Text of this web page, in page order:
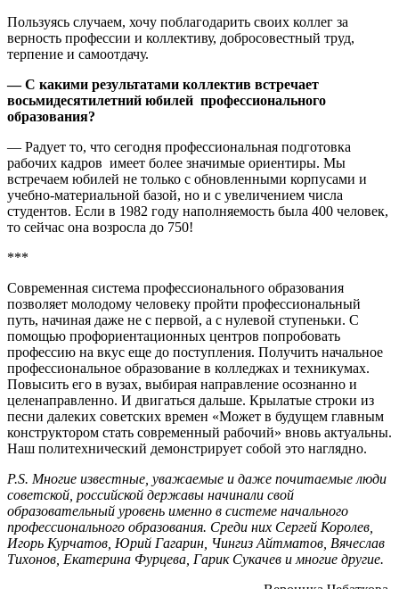
Пользуясь случаем, хочу поблагодарить своих коллег за
верность профессии и коллективу, добросовестный труд,
терпение и самоотдачу.
— С какими результатами коллектив встречает
восьмидесятилетний юбилей профессионального
образования?
— Радует то, что сегодня профессиональная подготовка
рабочих кадров имеет более значимые ориентиры. Мы
встречаем юбилей не только с обновленными корпусами и
учебно-материальной базой, но и с увеличением числа
студентов. Если в 1982 году наполняемость была 400 человек,
то сейчас она возросла до 750!
***
Современная система профессионального образования
позволяет молодому человеку пройти профессиональный
путь, начиная даже не с первой, а с нулевой ступеньки. С
помощью профориентационных центров попробовать
профессию на вкус еще до поступления. Получить начальное
профессиональное образование в колледжах и техникумах.
Повысить его в вузах, выбирая направление осознанно и
целенаправленно. И двигаться дальше. Крылатые строки из
песни далеких советских времен «Может в будущем главным
конструктором стать современный рабочий» вновь актуальны.
Наш политехнический демонстрирует собой это наглядно.
P.S. Многие известные, уважаемые и даже почитаемые люди
советской, российской державы начинали свой
образовательный уровень именно в системе начального
профессионального образования. Среди них Сергей Королев,
Игорь Курчатов, Юрий Гагарин, Чингиз Айтматов, Вячеслав
Тихонов, Екатерина Фурцева, Гарик Сукачев и многие другие.